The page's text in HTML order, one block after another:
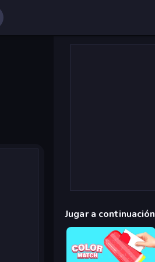
Jugar a continuación